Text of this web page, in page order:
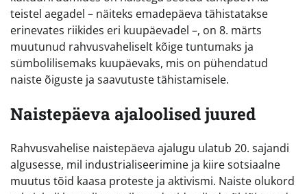
teistel aegadel – näiteks emadepäeva tähistatakse
erinevates riikides eri kuupäevadel –, on 8. märts
muutunud rahvusvaheliselt kõige tuntumaks ja
sümbolilisemaks kuupäevaks, mis on pühendatud
naiste õiguste ja saavutuste tähistamisele.
Naistepäeva ajaloolised juured
Rahvusvahelise naistepäeva ajalugu ulatub 20. sajandi
algusesse, mil industrialiseerimine ja kiire sotsiaalne
muutus tõid kaasa proteste ja aktivismi. Naiste olukord